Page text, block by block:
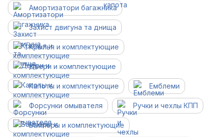
Амортизатори багажника
Захист двигуна та днища
Крылья и комплектующие
Двери и комплектующие
Капоты и комплектующие Емблеми
Форсунки омывателя Ручки и чехлы КПП
Бамперы и комплектующие